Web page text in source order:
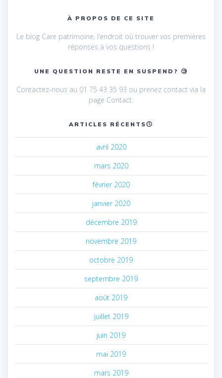
À PROPOS DE CE SITE
Le blog Care patrimoine, l’endroit où trouver vos premières
réponses à vos questions !
UNE QUESTION RESTE EN SUSPEND? 🧐
Contactez-nous au 01 75 43 35 93 ou prenez contact via la
page Contact.
ARTICLES RÉCENTS🕓
avril 2020
mars 2020
février 2020
janvier 2020
décembre 2019
novembre 2019
octobre 2019
septembre 2019
août 2019
juillet 2019
juin 2019
mai 2019
mars 2019